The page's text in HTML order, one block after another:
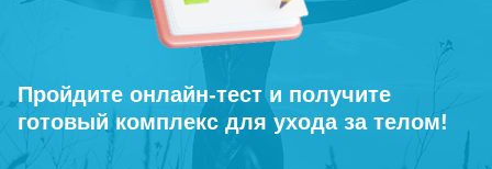
Пройдите онлайн-тест и получите
готовый комплекс для ухода за телом!